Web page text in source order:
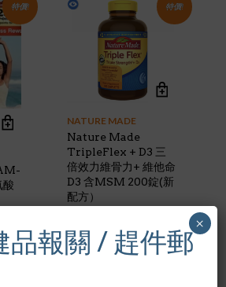
特價!
酸
特價!
NATURE MADE
Nature Made
TripleFlex + D3 三
倍效力維骨力+ 維他命
D3 含MSM 200錠(新
配方）
price
was:
$38.00.
price
is:
$31.50.
品報關 / 趕件郵
×